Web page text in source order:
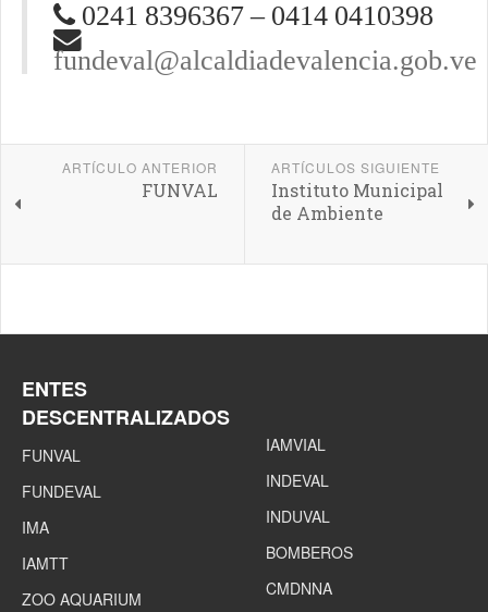
0241 8396367 – 0414 0410398
fundeval@alcaldiadevalencia.gob.ve
ARTÍCULO ANTERIOR
FUNVAL
ARTÍCULOS SIGUIENTE
Instituto Municipal
de Ambiente
ENTES
DESCENTRALIZADOS
FUNVAL
FUNDEVAL
IMA
IAMTT
ZOO AQUARIUM
IAMVIAL
INDEVAL
INDUVAL
BOMBEROS
CMDNNA